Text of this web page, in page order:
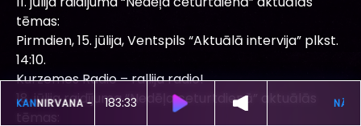
ŠOBRĪD SKANNIRVANA -
183:29
tēmas:
Pirmdien, 15. jūlija, Ventspils “Aktuālā intervija” plkst.
14:10.
Kurzemes Radio – rallija radio!
18. jūlija raidījuma “Nedēļa ceturtdienā” aktuālās
tēmas: